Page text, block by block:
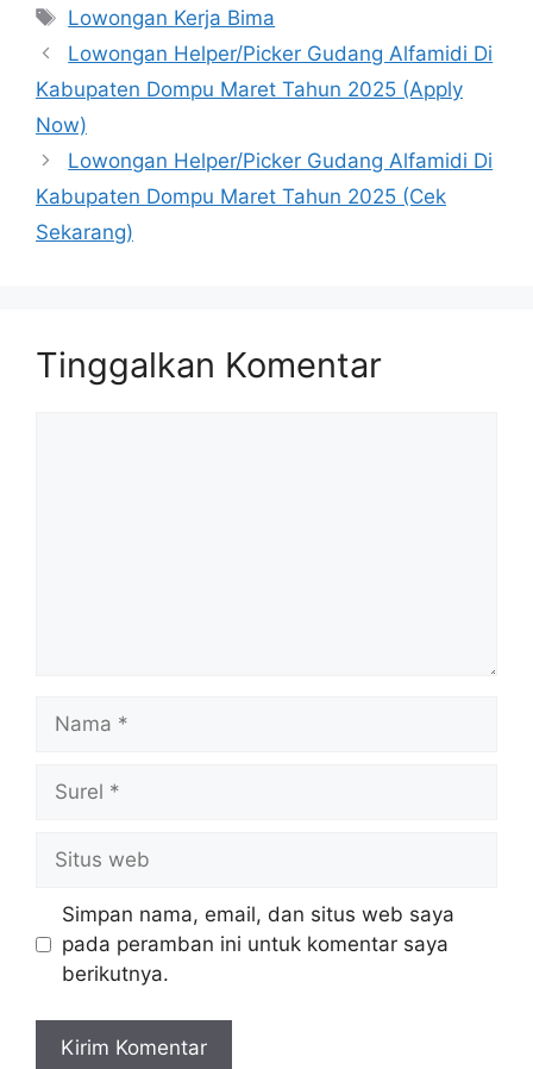
Tag
Lowongan Kerja Bima
Lowongan Helper/Picker Gudang Alfamidi Di
Kabupaten Dompu Maret Tahun 2025 (Apply
Now)
Lowongan Helper/Picker Gudang Alfamidi Di
Kabupaten Dompu Maret Tahun 2025 (Cek
Sekarang)
Tinggalkan Komentar
Nama
Surel
Situs
web
Simpan nama, email, dan situs web saya
pada peramban ini untuk komentar saya
berikutnya.